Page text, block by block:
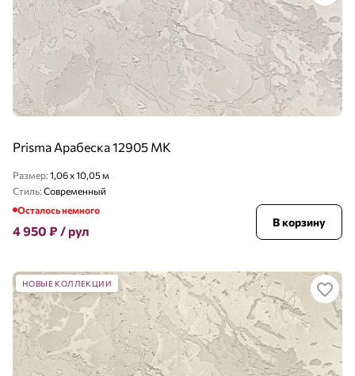
Prisma Арабеска 12905 MK
Размер: 1,06 x 10,05 м
Стиль: Современный
Осталось немного
4 950 ₽ / рул
В корзину
НОВЫЕ КОЛЛЕКЦИИ